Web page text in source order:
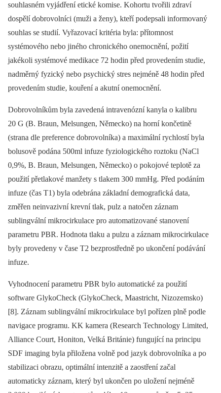
souhlasném vyjádření etické komise. Kohortu tvořili zdraví
dospělí dobrovolníci (muži a ženy), kteří podepsali informovaný
souhlas se studií. Vyřazovací kritéria byla: přítomnost
systémového nebo jiného chronického onemocnění, požití
jakékoli systémové medikace 72 hodin před provedením studie,
nadměrný fyzický nebo psychický stres nejméně 48 hodin před
provedením studie, kouření a akutní onemocnění.
Dobrovolníkům byla zavedená intravenózní kanyla o kalibru
20 G (B. Braun, Melsungen, Německo) na horní končetině
(strana dle preference dobrovolníka) a maximální rychlostí byla
bolusově podána 500ml infuze fyziologického roztoku (NaCl
0,9%, B. Braun, Melsungen, Německo) o pokojové teplotě za
použití přetlakové manžety s tlakem 300 mmHg. Před podáním
infuze (čas T1) byla odebrána základní demografická data,
změřen neinvazivní krevní tlak, pulz a natočen záznam
sublingvální mikrocirkulace pro automatizované stanovení
parametru PBR. Hodnota tlaku a pulzu a záznam mikrocirkulace
byly provedeny v čase T2 bezprostředně po ukončení podávání
infuze.
Vyhodnocení parametru PBR bylo automatické za použití
software GlykoCheck (GlykoCheck, Maastricht, Nizozemsko)
[8]. Záznam sublingvální mikrocirkulace byl pořízen plně podle
navigace programu. KK kamera (Research Technology Limited,
Alliance Court, Honiton, Velká Británie) fungující na principu
SDF imaging byla přiložena volně pod jazyk dobrovolníka a po
stabilizaci obrazu, optimální intenzitě a zaostření začal
automaticky záznam, který byl ukončen po uložení nejméně